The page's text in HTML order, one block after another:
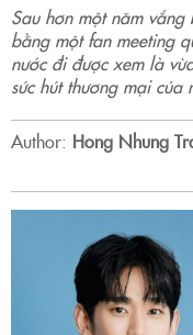
Sau hơn một năm
bằng một fan meeting
nước đi được xem là
sức hút thương mại của
Author: Hong Nhung